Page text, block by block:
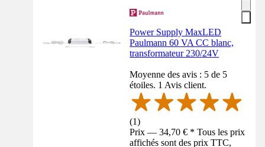
Power Supply MaxLED
Paulmann 60 VA CC blanc,
transformateur 230/24V
Moyenne des avis : 5 de 5
étoiles. 1 Avis client.
(1)
Prix — 34,70 € * Tous les prix
affichés sont des prix TTC,